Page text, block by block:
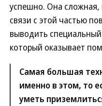
успешно. Она
связи с этой частью
выводить
который оказывает
Самая большая
именно в этом, то
уметь